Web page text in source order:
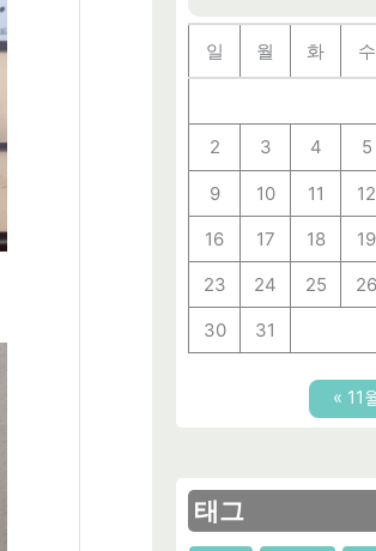
일 월 화 수
2
3 4 5
9 10 11 12
16
17 18 19
23
24 25 26
30
31
« 11
태그